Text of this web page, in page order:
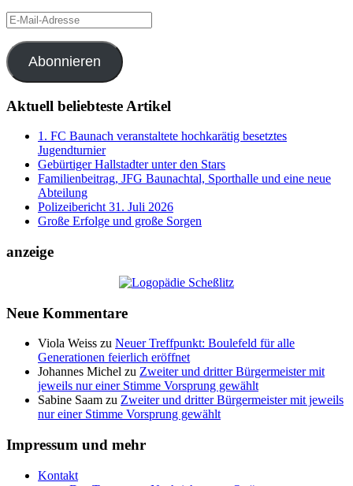
E-
Mail-
Adresse
Abonnieren
Aktuell beliebteste Artikel
1. FC Baunach veranstaltete hochkarätig besetztes
Jugendturnier
Gebürtiger Hallstadter unter den Stars
Familienbeitrag, JFG Baunachtal, Sporthalle und eine neue
Abteilung
Polizeibericht 31. Juli 2026
Große Erfolge und große Sorgen
anzeige
Neue Kommentare
Viola Weiss zu Neuer Treffpunkt: Boulefeld für alle
Generationen feierlich eröffnet
Johannes Michel zu Zweiter und dritter Bürgermeister mit
jeweils nur einer Stimme Vorsprung gewählt
Sabine Saam zu Zweiter und dritter Bürgermeister mit jeweils
nur einer Stimme Vorsprung gewählt
Impressum und mehr
Kontakt